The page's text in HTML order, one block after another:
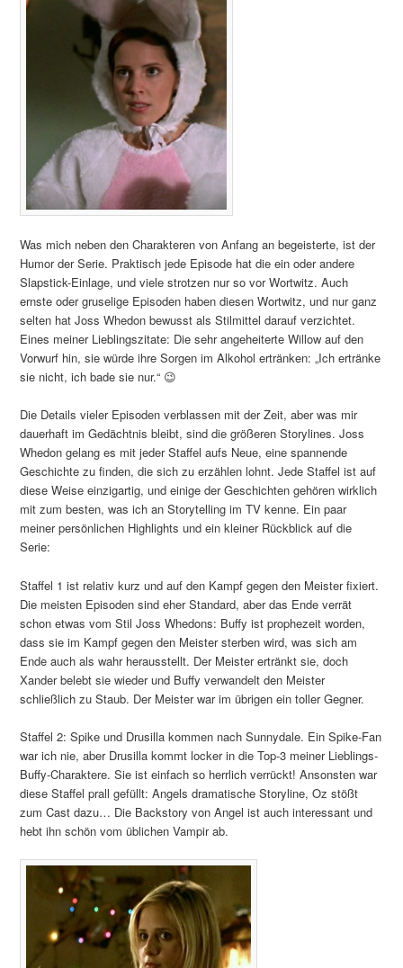
Was mich neben den Charakteren von Anfang an begeisterte, ist der
Humor der Serie. Praktisch jede Episode hat die ein oder andere
Slapstick-Einlage, und viele strotzen nur so vor Wortwitz. Auch
ernste oder gruselige Episoden haben diesen Wortwitz, und nur ganz
selten hat Joss Whedon bewusst als Stilmittel darauf verzichtet.
Eines meiner Lieblingszitate: Die sehr angeheiterte Willow auf den
Vorwurf hin, sie würde ihre Sorgen im Alkohol ertränken: „Ich ertränke
sie nicht, ich bade sie nur.“ 😉
Die Details vieler Episoden verblassen mit der Zeit, aber was mir
dauerhaft im Gedächtnis bleibt, sind die größeren Storylines. Joss
Whedon gelang es mit jeder Staffel aufs Neue, eine spannende
Geschichte zu finden, die sich zu erzählen lohnt. Jede Staffel ist auf
diese Weise einzigartig, und einige der Geschichten gehören wirklich
mit zum besten, was ich an Storytelling im TV kenne. Ein paar
meiner persönlichen Highlights und ein kleiner Rückblick auf die
Serie:
Staffel 1 ist relativ kurz und auf den Kampf gegen den Meister fixiert.
Die meisten Episoden sind eher Standard, aber das Ende verrät
schon etwas vom Stil Joss Whedons: Buffy ist prophezeit worden,
dass sie im Kampf gegen den Meister sterben wird, was sich am
Ende auch als wahr herausstellt. Der Meister ertränkt sie, doch
Xander belebt sie wieder und Buffy verwandelt den Meister
schließlich zu Staub. Der Meister war im übrigen ein toller Gegner.
Staffel 2: Spike und Drusilla kommen nach Sunnydale. Ein Spike-Fan
war ich nie, aber Drusilla kommt locker in die Top-3 meiner Lieblings-
Buffy-Charaktere. Sie ist einfach so herrlich verrückt! Ansonsten war
diese Staffel prall gefüllt: Angels dramatische Storyline, Oz stößt
zum Cast dazu… Die Backstory von Angel ist auch interessant und
hebt ihn schön vom üblichen Vampir ab.